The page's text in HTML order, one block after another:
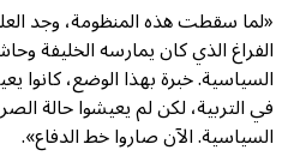
«لما سقطت هذه المنظومة، وجد
الفراغ الذي كان يمارسه الخليفة
السياسية. خبرة بهذا الوضع، كانوا
في التربية، لكن لم يعيشوا حالة
السياسية. الآن صاروا خط الدفاع».